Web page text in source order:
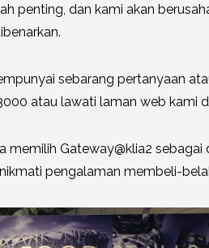
penting, dan kami akan
sebarang pertanyaan
atau lawati laman web kami
memilih Gateway@klia2
pengalaman membeli-